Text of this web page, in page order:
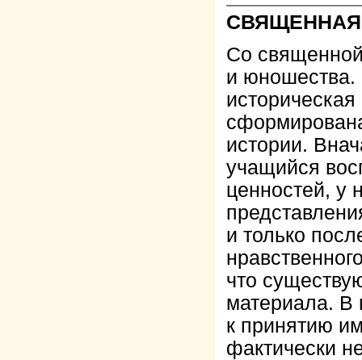
СВЯЩЕННАЯ
Со священной
и юношества.
истории.
учащийся
ценностей, у
и только
что
материала. В
к принятию
фактически